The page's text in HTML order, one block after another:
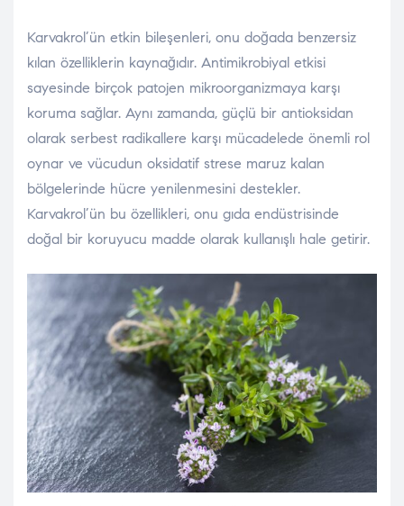
Karvakrol’ün etkin bileşenleri, onu doğada benzersiz
kılan özelliklerin kaynağıdır. Antimikrobiyal etkisi
sayesinde birçok patojen mikroorganizmaya karşı
koruma sağlar. Aynı zamanda, güçlü bir antioksidan
olarak serbest radikallere karşı mücadelede önemli rol
oynar ve vücudun oksidatif strese maruz kalan
bölgelerinde hücre yenilenmesini destekler.
Karvakrol’ün bu özellikleri, onu gıda endüstrisinde
doğal bir koruyucu madde olarak kullanışlı hale getirir.